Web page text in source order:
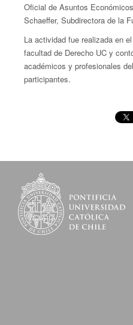
Oficial de Asuntos
Schaeffer, Subdirectora de la
La actividad fue realizada en
facultad de Derecho UC y
académicos y profesionales
participantes.